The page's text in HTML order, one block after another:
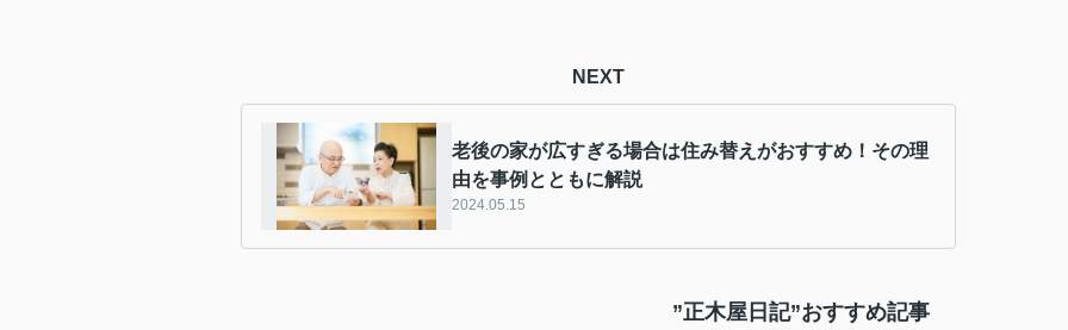
NEXT
老後の家が広すぎる場合は住み替えがおすすめ！その理
由を事例とともに解説
2024.05.15
”正木屋日記”おすすめ記事